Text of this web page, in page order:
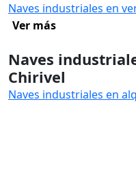
Naves industriales en
Ver más
Naves
Chirivel
Naves industriales en